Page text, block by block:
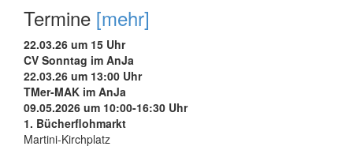
Termine [mehr]
22.03.26 um 15 Uhr
CV Sonntag im AnJa
22.03.26 um 13:00 Uhr
TMer-MAK im AnJa
09.05.2026 um 10:00-16:30 Uhr
1. Bücherflohmarkt
Martini-Kirchplatz